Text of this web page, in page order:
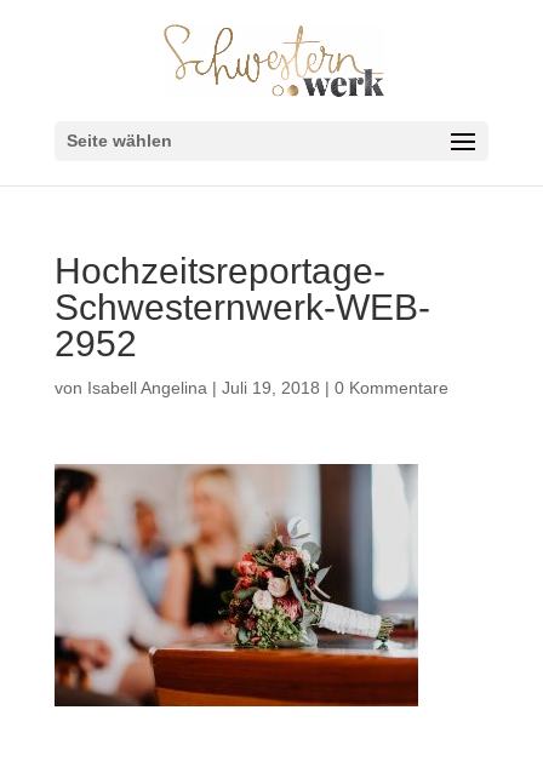
Seite wählen
Hochzeitsreportage-
Schwesternwerk-WEB-
2952
von Isabell Angelina | Juli 19, 2018 | 0 Kommentare